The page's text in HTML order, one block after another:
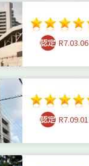
R7.03.06
R7.09.01